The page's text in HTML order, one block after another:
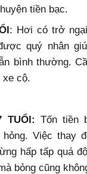
tiền bạc.
: Hơi có trở
quý nhân
bình thường.
xe cộ.
TUỔI: Tốn tiền
Việc thay
hấp tấp quá
bỏng cũng